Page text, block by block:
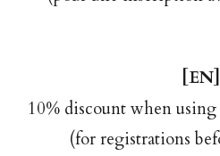
EN]
10% discount when
(for registrations